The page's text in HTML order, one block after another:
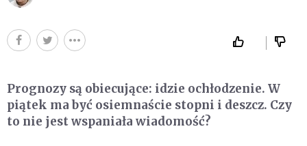
Prognozy są obiecujące: idzie ochłodzenie. W
piątek ma być osiemnaście stopni i deszcz. Czy
to nie jest wspaniała wiadomość?